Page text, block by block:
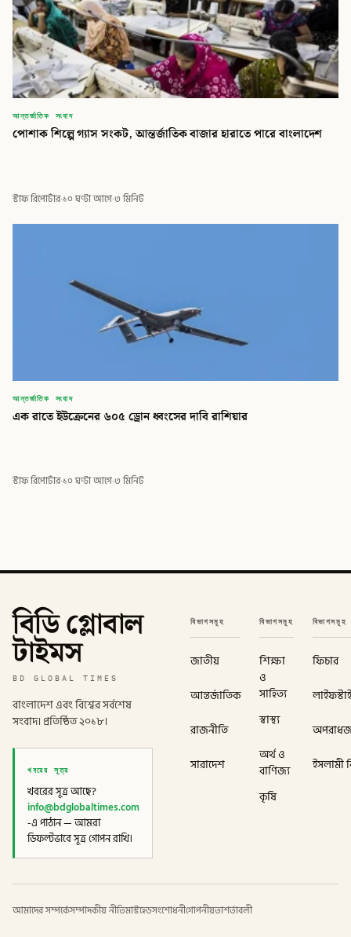
আন্তর্জাতিক সংবাদ
পোশাক শিল্পে গ্যাস সংকট, আন্তর্জাতিক বাজার হারাতে পারে বাংলাদেশ
স্টাফ রিপোর্টার·১০ ঘণ্টা আগে·৩ মিনিট
আন্তর্জাতিক সংবাদ
এক রাতে ইউক্রেনের ৬০৫ ড্রোন ধ্বংসের দাবি রাশিয়ার
স্টাফ রিপোর্টার·১০ ঘণ্টা আগে·৩ মিনিট
বিডি গ্লোবাল
টাইমস
BD GLOBAL TIMES
বাংলাদেশ এবং বিশ্বের সর্বশেষ
সংবাদ। প্রতিষ্ঠিত ২০১৮।
খবরের সূত্র
খবরের সূত্র আছে?
info@bdglobaltimes.com
-এ পাঠান — আমরা
ডিফল্টভাবে সূত্র গোপন রাখি।
বিভাগসমূহ
জাতীয়
আন্তর্জাতিক
রাজনীতি
সারাদেশ
বিভাগসমূহ
শিক্ষা
ও
সাহিত্য
স্বাস্থ্য
অর্থ ও
বাণিজ্য
কৃষি
বিভাগসমূহ
ফিচার
ইসলামী
আমাদের সম্পর্কেসম্পাদকীয় নীতিমাস্টহেডসংশোধনীগোপনীয়তাশর্তাবলী